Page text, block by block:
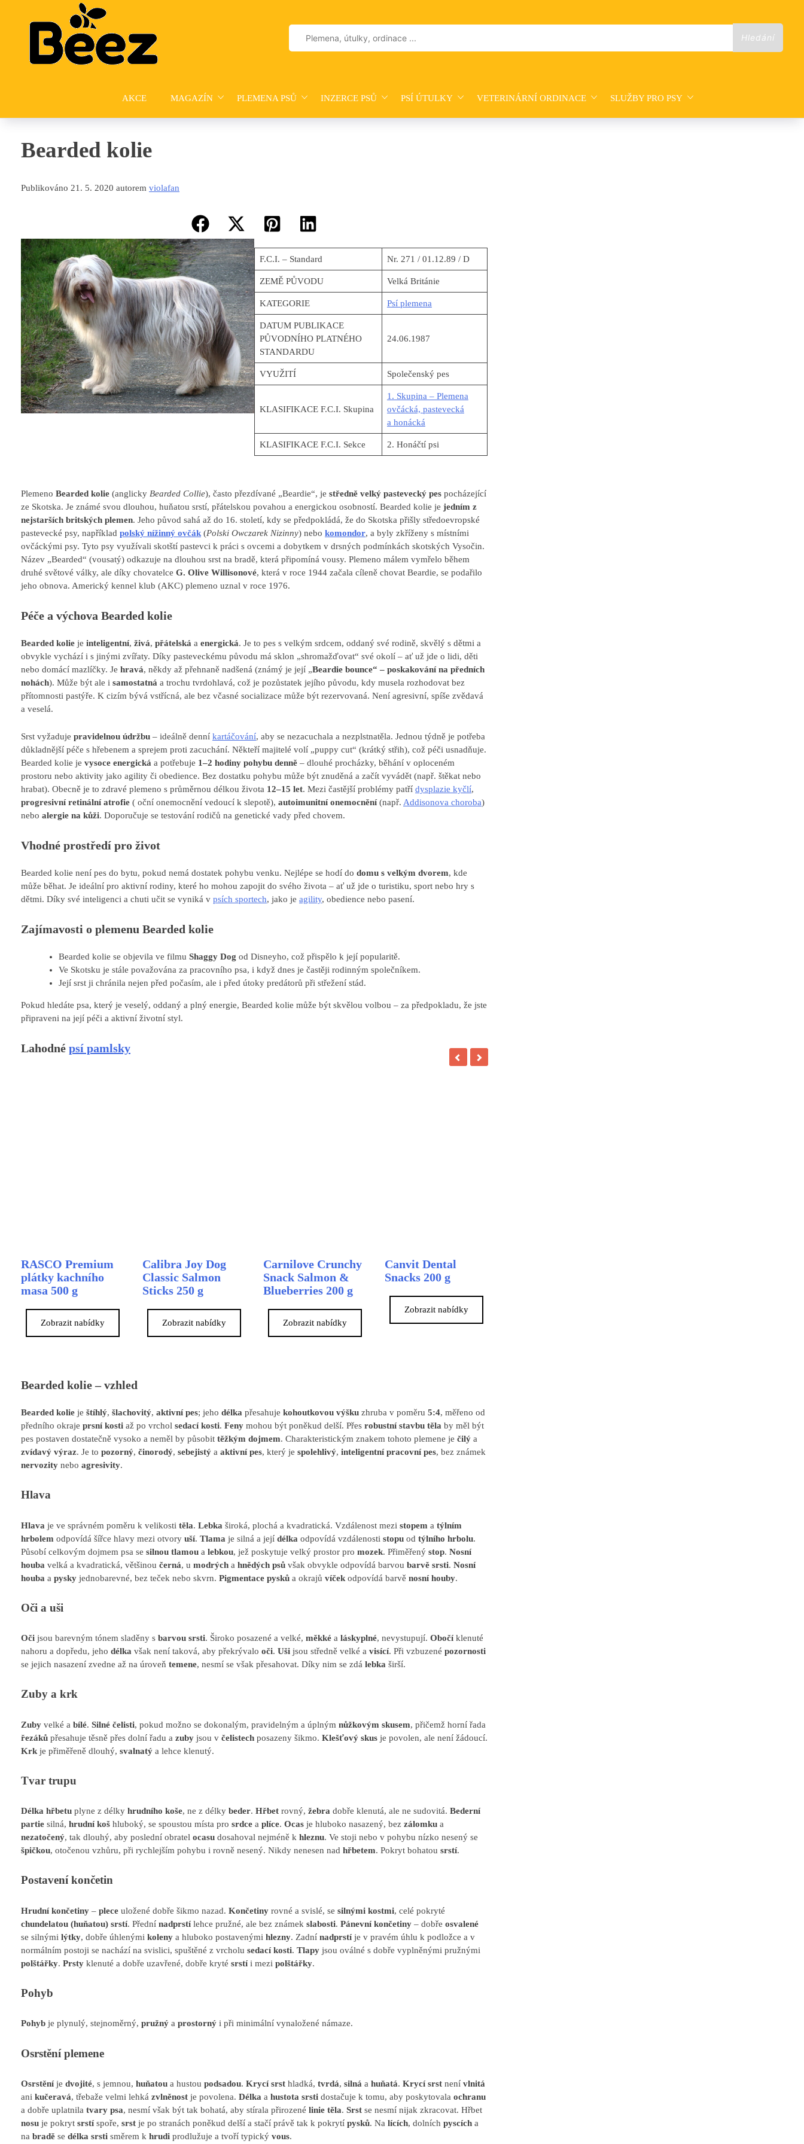
Vyhledávání
AKCE MAGAZÍN PLEMENA PSŮ INZERCE PSŮ PSÍ ÚTULKY VETERINÁRNÍ ORDINACE SLUŽBY PRO PSY
Bearded kolie
Publikováno 21. 5. 2020 autorem violafan
F.C.I. – Standard Nr. 271 / 01.12.89 / D
ZEMĚ PŮVODU Velká Británie
KATEGORIE Psí plemena
DATUM PUBLIKACE
PŮVODNÍHO PLATNÉHO
STANDARDU
24.06.1987
VYUŽITÍ Společenský pes
KLASIFIKACE F.C.I. Skupina
1. Skupina – Plemena
ovčácká, pastevecká
a honácká
KLASIFIKACE F.C.I. Sekce 2. Honáčtí psi
Plemeno Bearded kolie (anglicky Bearded Collie), často přezdívané „Beardie“, je středně velký pastevecký pes pocházející
ze Skotska. Je známé svou dlouhou, huňatou srstí, přátelskou povahou a energickou osobností. Bearded kolie je jedním z
nejstarších britských plemen. Jeho původ sahá až do 16. století, kdy se předpokládá, že do Skotska přišly středoevropské
pastevecké psy, například polský nížinný ovčák (Polski Owczarek Nizinny) nebo komondor, a byly zkříženy s místními
ovčáckými psy. Tyto psy využívali skotští pastevci k práci s ovcemi a dobytkem v drsných podmínkách skotských Vysočin.
Název „Bearded“ (vousatý) odkazuje na dlouhou srst na bradě, která připomíná vousy. Plemeno málem vymřelo během
druhé světové války, ale díky chovatelce G. Olive Willisonové, která v roce 1944 začala cíleně chovat Beardie, se podařilo
jeho obnova. Americký kennel klub (AKC) plemeno uznal v roce 1976.
Péče a výchova Bearded kolie
Bearded kolie je inteligentní, živá, přátelská a energická. Je to pes s velkým srdcem, oddaný své rodině, skvělý s dětmi a
obvykle vychází i s jinými zvířaty. Díky pasteveckému původu má sklon „shromažďovat“ své okolí – ať už jde o lidi, děti
nebo domácí mazlíčky. Je hravá, někdy až přehnaně nadšená (známý je její „Beardie bounce“ – poskakování na předních
nohách). Může být ale i samostatná a trochu tvrdohlavá, což je pozůstatek jejího původu, kdy musela rozhodovat bez
přítomnosti pastýře. K cizím bývá vstřícná, ale bez včasné socializace může být rezervovaná. Není agresivní, spíše zvědavá
a veselá.
Srst vyžaduje pravidelnou údržbu – ideálně denní kartáčování, aby se nezacuchala a nezplstnatěla. Jednou týdně je potřeba
důkladnější péče s hřebenem a sprejem proti zacuchání. Někteří majitelé volí „puppy cut“ (krátký střih), což péči usnadňuje.
Bearded kolie je vysoce energická a potřebuje 1–2 hodiny pohybu denně – dlouhé procházky, běhání v oploceném
prostoru nebo aktivity jako agility či obedience. Bez dostatku pohybu může být znuděná a začít vyvádět (např. štěkat nebo
hrabat). Obecně je to zdravé plemeno s průměrnou délkou života 12–15 let. Mezi častější problémy patří dysplazie kyčlí,
progresivní retinální atrofie ( oční onemocnění vedoucí k slepotě), autoimunitní onemocnění (např. Addisonova choroba)
nebo alergie na kůži. Doporučuje se testování rodičů na genetické vady před chovem.
Vhodné prostředí pro život
Bearded kolie není pes do bytu, pokud nemá dostatek pohybu venku. Nejlépe se hodí do domu s velkým dvorem, kde
může běhat. Je ideální pro aktivní rodiny, které ho mohou zapojit do svého života – ať už jde o turistiku, sport nebo hry s
dětmi. Díky své inteligenci a chuti učit se vyniká v psích sportech, jako je agility, obedience nebo pasení.
Zajímavosti o plemenu Bearded kolie
Bearded kolie se objevila ve filmu Shaggy Dog od Disneyho, což přispělo k její popularitě.
Ve Skotsku je stále považována za pracovního psa, i když dnes je častěji rodinným společníkem.
Její srst ji chránila nejen před počasím, ale i před útoky predátorů při střežení stád.
Pokud hledáte psa, který je veselý, oddaný a plný energie, Bearded kolie může být skvělou volbou – za předpokladu, že jste
připraveni na její péči a aktivní životní styl.
Lahodné psí pamlsky
RASCO Premium
plátky kachního
masa 500 g
Zobrazit nabídky
Calibra Joy Dog
Classic Salmon
Sticks 250 g
Zobrazit nabídky
Carnilove Crunchy
Snack Salmon &
Blueberries 200 g
Zobrazit nabídky
Canvit Dental
Snacks 200 g
Zobrazit nabídky
Bearded kolie – vzhled
Bearded kolie je štíhlý, šlachovitý, aktivní pes; jeho délka přesahuje kohoutkovou výšku zhruba v poměru 5:4, měřeno od
předního okraje prsní kosti až po vrchol sedací kosti. Feny mohou být poněkud delší. Přes robustní stavbu těla by měl být
pes postaven dostatečně vysoko a neměl by působit těžkým dojmem. Charakteristickým znakem tohoto plemene je čilý a
zvídavý výraz. Je to pozorný, činorodý, sebejistý a aktivní pes, který je spolehlivý, inteligentní pracovní pes, bez známek
nervozity nebo agresivity.
Hlava
Hlava je ve správném poměru k velikosti těla. Lebka široká, plochá a kvadratická. Vzdálenost mezi stopem a týlním
hrbolem odpovídá šířce hlavy mezi otvory uší. Tlama je silná a její délka odpovídá vzdálenosti stopu od týlního hrbolu.
Působí celkovým dojmem psa se silnou tlamou a lebkou, jež poskytuje velký prostor pro mozek. Přiměřený stop. Nosní
houba velká a kvadratická, většinou černá, u modrých a hnědých psů však obvykle odpovídá barvou barvě srsti. Nosní
houba a pysky jednobarevné, bez teček nebo skvrn. Pigmentace pysků a okrajů víček odpovídá barvě nosní houby.
Oči a uši
Oči jsou barevným tónem sladěny s barvou srsti. Široko posazené a velké, měkké a láskyplné, nevystupují. Obočí klenuté
nahoru a dopředu, jeho délka však není taková, aby překrývalo oči. Uši jsou středně velké a visící. Při vzbuzené pozornosti
se jejich nasazení zvedne až na úroveň temene, nesmí se však přesahovat. Díky nim se zdá lebka širší.
Zuby a krk
Zuby velké a bílé. Silné čelisti, pokud možno se dokonalým, pravidelným a úplným nůžkovým skusem, přičemž horní řada
řezáků přesahuje těsně přes dolní řadu a zuby jsou v čelistech posazeny šikmo. Klešťový skus je povolen, ale není žádoucí.
Krk je přiměřeně dlouhý, svalnatý a lehce klenutý.
Tvar trupu
Délka hřbetu plyne z délky hrudního koše, ne z délky beder. Hřbet rovný, žebra dobře klenutá, ale ne sudovitá. Bederní
partie silná, hrudní koš hluboký, se spoustou místa pro srdce a plíce. Ocas je hluboko nasazený, bez zálomku a
nezatočený, tak dlouhý, aby poslední obratel ocasu dosahoval nejméně k hleznu. Ve stoji nebo v pohybu nízko nesený se
špičkou, otočenou vzhůru, při rychlejším pohybu i rovně nesený. Nikdy nenesen nad hřbetem. Pokryt bohatou srstí.
Postavení končetin
Hrudní končetiny – plece uložené dobře šikmo nazad. Končetiny rovné a svislé, se silnými kostmi, celé pokryté
chundelatou (huňatou) srstí. Přední nadprstí lehce pružné, ale bez známek slabosti. Pánevní končetiny – dobře osvalené
se silnými lýtky, dobře úhlenými koleny a hluboko postavenými hlezny. Zadní nadprstí je v pravém úhlu k podložce a v
normálním postoji se nachází na svislici, spuštěné z vrcholu sedací kosti. Tlapy jsou oválné s dobře vyplněnými pružnými
polštářky. Prsty klenuté a dobře uzavřené, dobře kryté srstí i mezi polštářky.
Pohyb
Pohyb je plynulý, stejnoměrný, pružný a prostorný i při minimální vynaložené námaze.
Osrstění plemene
Osrstění je dvojité, s jemnou, huňatou a hustou podsadou. Krycí srst hladká, tvrdá, silná a huňatá. Krycí srst není vlnitá
ani kučeravá, třebaže velmi lehká zvlněnost je povolena. Délka a hustota srsti dostačuje k tomu, aby poskytovala ochranu
a dobře uplatnila tvary psa, nesmí však být tak bohatá, aby stírala přirozené linie těla. Srst se nesmí nijak zkracovat. Hřbet
nosu je pokryt srstí spoře, srst je po stranách poněkud delší a stačí právě tak k pokrytí pysků. Na lících, dolních pyscích a
na bradě se délka srsti směrem k hrudi prodlužuje a tvoří typický vous.